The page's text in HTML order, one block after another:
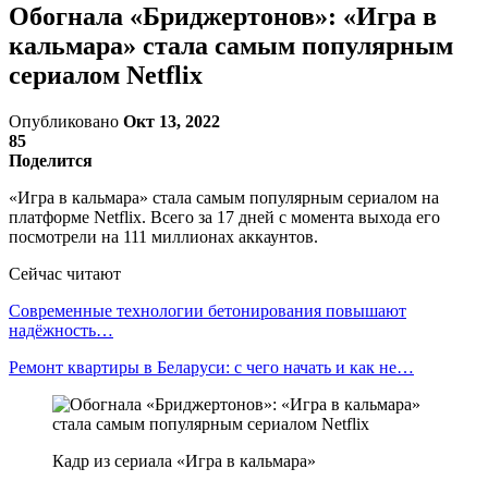
Обогнала «Бриджертонов»: «Игра в
кальмара» стала самым популярным
сериалом Netflix
Опубликовано Окт 13, 2022
85
Поделится
«Игра в кальмара» стала самым популярным сериалом на
платформе Netflix. Всего за 17 дней с момента выхода его
посмотрели на 111 миллионах аккаунтов.
Сейчас читают
Современные технологии бетонирования повышают
надёжность…
Ремонт квартиры в Беларуси: с чего начать и как не…
Кадр из сериала «Игра в кальмара»